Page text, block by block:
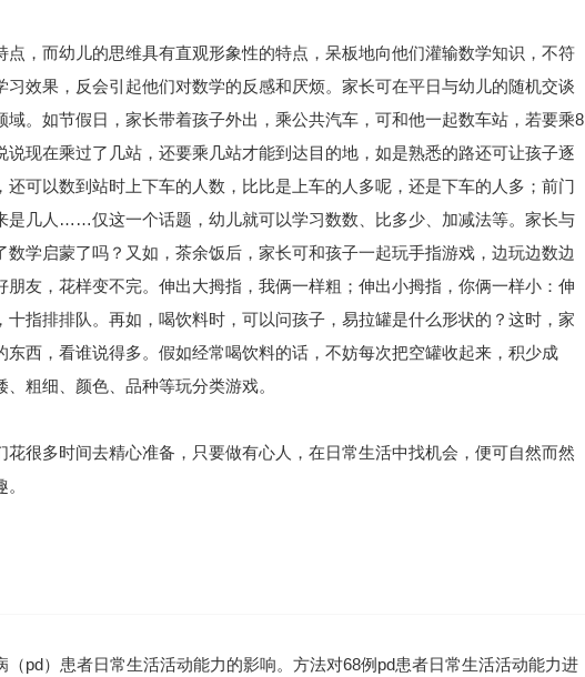
，而幼儿的思维具有直观形象性的特点，呆板地向他们灌输数学知识，不符
效果，反会引起他们对数学的反感和厌烦。家长可在平日与幼儿的随机交谈
。如节假日，家长带着孩子外出，乘公共汽车，可和他一起数车站，若要乘8
现在乘过了几站，还要乘几站才能到达目的地，如是熟悉的路还可让孩子逐
可以数到站时上下车的人数，比比是上车的人多呢，还是下车的人多；前门
是几人……仅这一个话题，幼儿就可以学习数数、比多少、加减法等。家长与
学启蒙了吗？又如，茶余饭后，家长可和孩子一起玩手指游戏，边玩边数边
朋友，花样变不完。伸出大拇指，我俩一样粗；伸出小拇指，你俩一样小：伸
指排排队。再如，喝饮料时，可以问孩子，易拉罐是什么形状的？这时，家
西，看谁说得多。假如经常喝饮料的话，不妨每次把空罐收起来，积少成
粗细、颜色、品种等玩分类游戏。
很多时间去精心准备，只要做有心人，在日常生活中找机会，便可自然而然
（pd）患者日常生活活动能力的影响。方法对68例pd患者日常生活活动能力进